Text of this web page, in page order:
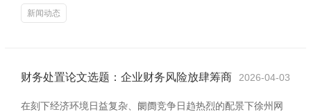
新闻动态
财务处置论文选题：企业财务风险放肆筹商 2026-04-03
在刻下经济环境日益复杂、阛阓竞争日趋热烈的配景下徐州网